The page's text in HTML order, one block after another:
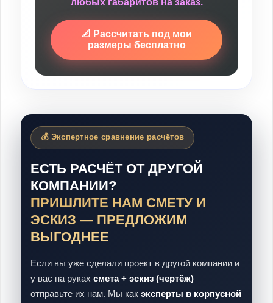
любых габаритов на заказ.
📐 Рассчитать под мои
размеры бесплатно
💰 Экспертное сравнение расчётов
ЕСТЬ РАСЧЁТ ОТ ДРУГОЙ
КОМПАНИИ?
ПРИШЛИТЕ НАМ СМЕТУ И
ЭСКИЗ — ПРЕДЛОЖИМ
ВЫГОДНЕЕ
Если вы уже сделали проект в другой компании и
у вас на руках смета + эскиз (чертёж) —
отправьте их нам. Мы как эксперты в корпусной